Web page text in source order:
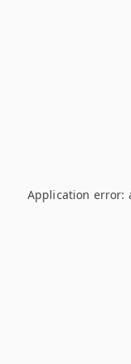
Application error: